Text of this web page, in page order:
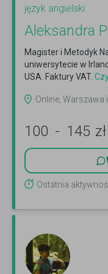
język angielski
Aleksandra
Magister i Metodyk
uniwersytecie w
USA. Faktury VAT.
Online, Warszawa
100 - 145 zł
Ostatnia